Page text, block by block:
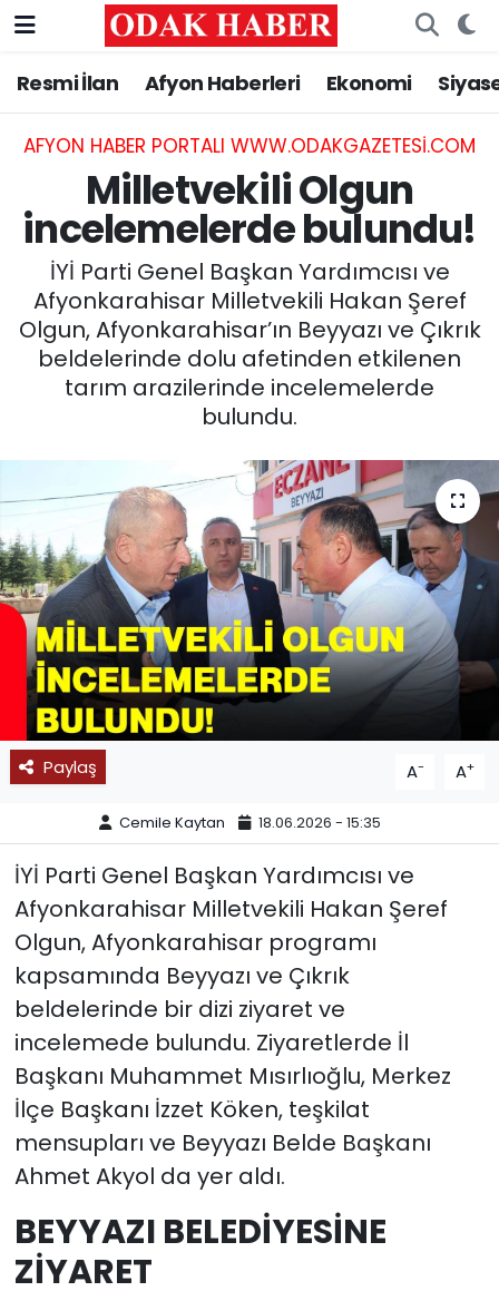
Resmi İlan Afyon Haberleri Ekonomi
AFYON HABER PORTALI WWW.ODAKGAZETESI.COM
Milletvekili Olgun
incelemelerde bulundu!
İYİ Parti Genel Başkan Yardımcısı ve
Afyonkarahisar Milletvekili Hakan Şeref
Olgun, Afyonkarahisar’ın Beyyazı ve Çıkrık
beldelerinde dolu afetinden etkilenen
tarım arazilerinde incelemelerde
bulundu.
Paylaş A- A+
Cemile Kaytan 18.06.2026 - 15:35
İYİ Parti Genel Başkan Yardımcısı ve
Afyonkarahisar Milletvekili Hakan Şeref
Olgun, Afyonkarahisar programı
kapsamında Beyyazı ve Çıkrık
beldelerinde bir dizi ziyaret ve
incelemede bulundu. Ziyaretlerde İl
Başkanı Muhammet Mısırlıoğlu, Merkez
İlçe Başkanı İzzet Köken, teşkilat
mensupları ve Beyyazı Belde Başkanı
Ahmet Akyol da yer aldı.
BEYYAZI BELEDİYESİNE
ZİYARET
AFYONKARAHİSAR HABERLERİ
Resmi İlan
ASAYİŞ
GÜNCEL
SİYASET
EĞİTİM
SAĞLIK
SPOR
11:11 MANŞET
Nöbetçi Eczaneler
Hava Durumu
Trafik Durumu
Süper Lig Puan Durumu ve Fikstür
Tüm Manşetler
Son Dakika Haberleri